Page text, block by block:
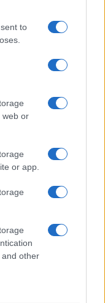
to
web or
or app.
other
tipo
proiettano
che per uno